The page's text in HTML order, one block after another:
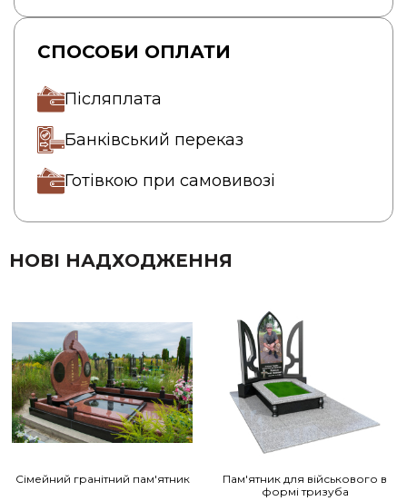
СПОСОБИ ОПЛАТИ
Післяплата
Банківський переказ
Готівкою при самовивозі
НОВІ НАДХОДЖЕННЯ
Сімейний гранітний пам'ятник
Пам'ятник для військового в
формі тризуба